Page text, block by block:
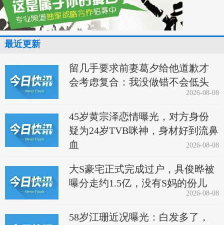
最近更新
留几手要求前妻葛夕给他道歉才
会考虑复合：我没做错不会低头
2026-08-08
45岁黄宗泽恋情曝光，对方身份
疑为24岁TVB咪神，身材好到流鼻
血
2026-08-08
大S豪宅正式完成过户，具俊晔被
曝分走约1.5亿，没有S妈的份儿
2026-08-08
58岁江珊近况曝光：白发多了，